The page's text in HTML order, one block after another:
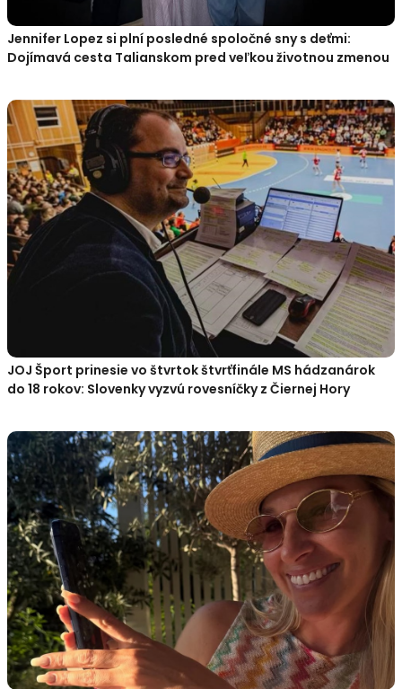
Jennifer Lopez si plní posledné spoločné sny s deťmi:
Dojímavá cesta Talianskom pred veľkou životnou zmenou
JOJ Šport prinesie vo štvrtok štvrťfinále MS hádzanárok
do 18 rokov: Slovenky vyzvú rovesníčky z Čiernej Hory